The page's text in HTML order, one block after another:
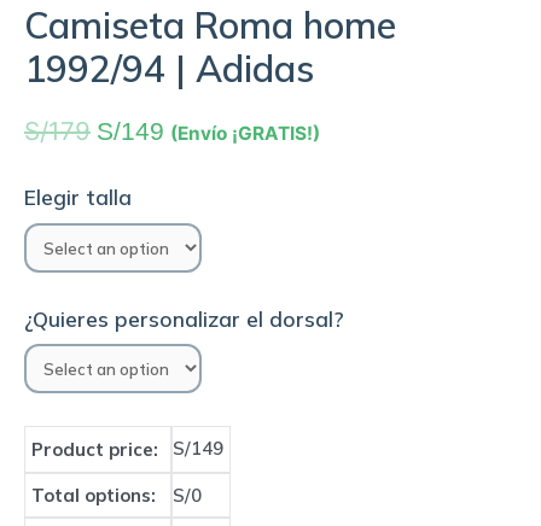
Camiseta Roma home
1992/94 | Adidas
S/179 S/149 (Envío ¡GRATIS!)
Elegir talla
¿Quieres personalizar el dorsal?
Product price: S/149
Total options:
S/0